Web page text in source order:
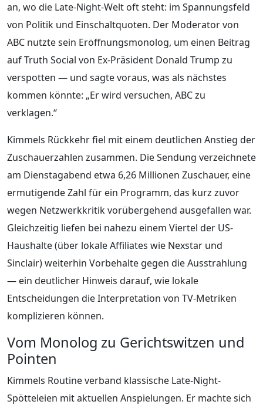
an, wo die Late-Night-Welt oft steht: im Spannungsfeld
von Politik und Einschaltquoten. Der Moderator von
ABC nutzte sein Eröffnungsmonolog, um einen Beitrag
auf Truth Social von Ex-Präsident Donald Trump zu
verspotten — und sagte voraus, was als nächstes
kommen könnte: „Er wird versuchen, ABC zu
verklagen.“
Kimmels Rückkehr fiel mit einem deutlichen Anstieg der
Zuschauerzahlen zusammen. Die Sendung verzeichnete
am Dienstagabend etwa 6,26 Millionen Zuschauer, eine
ermutigende Zahl für ein Programm, das kurz zuvor
wegen Netzwerkkritik vorübergehend ausgefallen war.
Gleichzeitig liefen bei nahezu einem Viertel der US-
Haushalte (über lokale Affiliates wie Nexstar und
Sinclair) weiterhin Vorbehalte gegen die Ausstrahlung
— ein deutlicher Hinweis darauf, wie lokale
Entscheidungen die Interpretation von TV-Metriken
komplizieren können.
Vom Monolog zu Gerichtswitzen und
Pointen
Kimmels Routine verband klassische Late-Night-
Spötteleien mit aktuellen Anspielungen. Er machte sich